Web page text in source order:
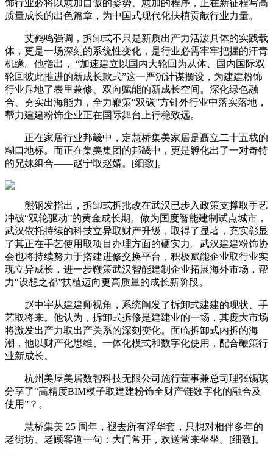
饰行业必将以愈加自傲的姿势、愈加的程序，正在新征程写高
质量成长的出色篇章，为中国式现代化扶植贡献行业力量。
艾鹤鸣强调，拆卸式不只是新质出产力活泼具体的实践载
体，更是一场深刻的系统性变化，是行业必需牢牢把握的汗青
机缘。他指出， “加速建立以国内大轮回为从体、国内国际双
轮回彼此推进的新成长款式”这一严沉计谋摆设，为建建粉饰
行业斥地了表里兼修、双向赋能的新成长空间。深化绿色融
合、夯实出海能力，全力鞭策“双碳”方针外行业中落实落地，
帮力建建粉饰企业正在国际舞台上行稳致远。
正在家居行业邦畿中，定慧桥集美家居是矗立二十五载的
糊口地标。而正在集美集团的邦畿中，更是孵化出了一对奇特
的兄妹组合——赵宁取赵婧。[细致]。
熊钢发指出，拆卸式拆批改在武汉已步入政策支撑取手艺
冲破“双轮驱动”的黄金成长期。做为国度智能建制试点城市，
武汉依托持续的科技立异取财产升级，取得了显著，充实彰显
了其正在手艺使用取项目办理方面的硬实力。武汉建建粉饰协
会也将持续努力于搭建进修交换平台，积极赋能企业取行业实
现立异成长，进一步鞭策武汉智能建制企业拓展海外市场，帮
力“设想之都”扶植迈向更高质量的成长新阶段。
赵中宇从建建师视角，系统阐发了拆卸式建建的现状、手
艺取将来。他认为，拆卸式拆修是建建业的一场，其庞大市场
将激发出产力取出产关系的深刻变化。面临拆卸式内拆的海
潮，他以财产化思维、一体化模式和数字化使用，配合鞭策行
业新成长。
杭州美屋美居数智科技无限公司施行董事兼总司理张锡琪
分享了“高精度BIM模子取建建粉饰全财产链数字化的融合及
使用”？。
慧桥集美 25 周年，褪去所有浮华套，只想对相伴多年的
老街坊、老顾客道一句：大门常开，欢送常来坐坐。[细致]。